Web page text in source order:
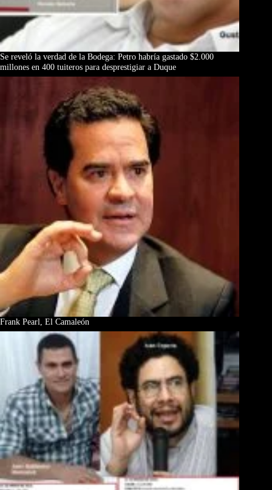
Se reveló la verdad de la Bodega: Petro habría gastado $2.000
millones en 400 tuiteros para desprestigiar a Duque
Frank Pearl, El Camaleón